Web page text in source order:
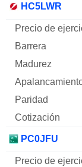
HC5LWR
PC0JFU